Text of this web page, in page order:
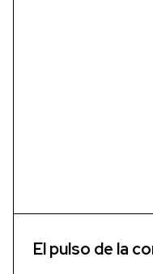
El pulso de la